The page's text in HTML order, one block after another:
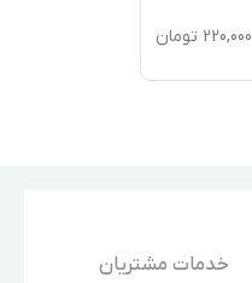
220,000 تومان
خدمات مشتریان